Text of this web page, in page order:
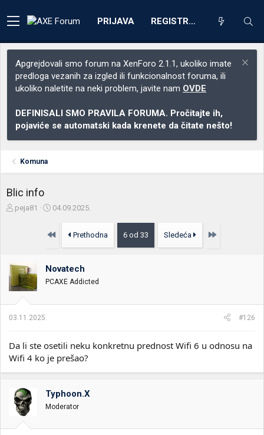
PRIJAVA REGISTRACIJA
Apgrejdovali smo forum na XenForo 2.1.1, ukoliko imate
predloga vezanih za izgled ili funkcionalnost foruma, ili
ukoliko naletite na neki problem, javite nam OVDE
DEFINISALI SMO PRAVILA FORUMA. Pročitajte ih,
pojaviće se automatski kada krenete da čitate nešto!
Komuna
Blic info
Z
i
k
t
e
m
peja81
D
u
o
k
e
j
a
04.09.2025.
Prvo Prethodna 6 od 33 Sledeća Poslednja
Novatech
PCAXE Addicted
03.11.2025. #126
Da li ste osetili neku konkretnu prednost Wifi 6 u odnosu na
Wifi 4 ko je prešao?
Typhoon.X
Moderator